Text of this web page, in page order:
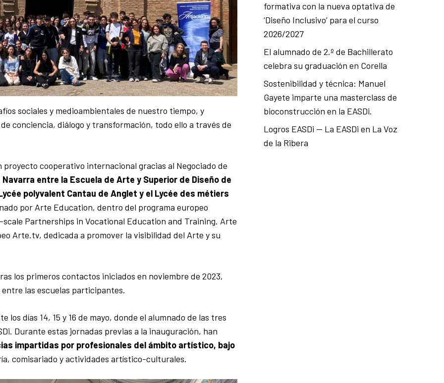
sociales y medioambientales de nuestro tiempo, y
conciencia, diálogo y transformación, todo ello a través de
cooperativo internacional gracias al Negociado de
entre la Escuela de Arte y Superior de Diseño de
polyvalent Cantau de Anglet y el Lycée des métiers
por Arte Education, dentro del programa europeo
scale Partnerships in Vocational Education and Training. Arte
Arte.tv, dedicada a promover la visibilidad del Arte y su
los primeros contactos iniciados en noviembre de 2023,
las escuelas participantes.
días 14, 15 y 16 de mayo, donde el alumnado de las tres
Durante estas jornadas previas a la inauguración, han
impartidas por profesionales del ámbito artístico, bajo
comisariado y actividades artístico-culturales.
formativa con la nueva optativa de
‘Diseño Inclusivo’ para el curso
2026/2027
El alumnado de 2.º de Bachillerato
celebra su graduación en Corella
Sostenibilidad y técnica: Manuel
Gayete imparte una masterclass de
bioconstrucción en la EASDi.
Logros EASDi — La EASDi en La Voz
de la Ribera